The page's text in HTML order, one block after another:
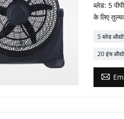
ब्लेड: 5
के लिए
5 ब्लेड
20 इंच
